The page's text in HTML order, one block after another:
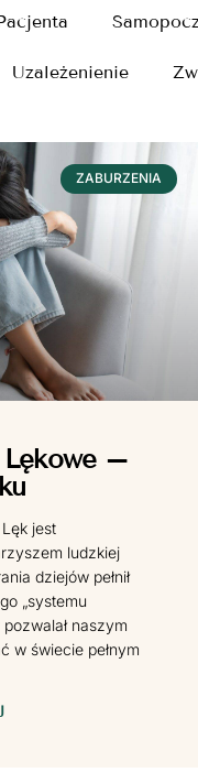
Uzależenienie
ZABURZENIA
Lękowe –
jest
ludzkiej
dziejów pełnił
„systemu
naszym
w świecie pełnym